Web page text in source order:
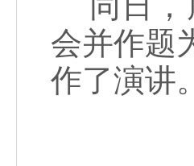
会并作题
作了演讲